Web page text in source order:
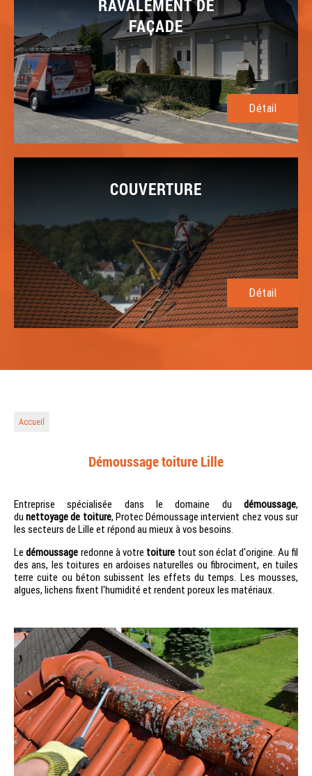
RAVALEMENT DE
FAÇADE
Détail
COUVERTURE
Détail
Accueil
Démoussage toiture Lille
Entreprise spécialisée dans le domaine du démoussage,
dunettoyagede toiture, Protec Démoussage intervient chez vous sur
les secteurs de Lille et répond au mieux à vos besoins.
Le démoussage redonne à votre toiture tout son éclat d'origine. Au fil
des ans, les toitures en ardoises naturelles ou fibrociment, en tuiles
terre cuite ou béton subissent les effets du temps. Les mousses,
algues, lichens fixent l'humidité et rendent poreux les matériaux.